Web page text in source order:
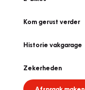
Kom gerust verder
Historie vakgarage
Zekerheden